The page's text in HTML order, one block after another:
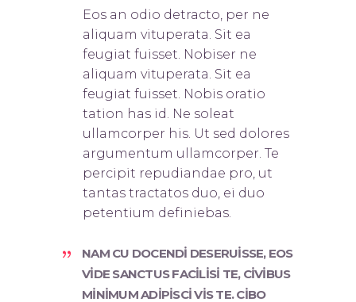
Eos an odio detracto, per ne
aliquam vituperata. Sit ea
feugiat fuisset. Nobiser ne
aliquam vituperata. Sit ea
feugiat fuisset. Nobis oratio
tation has id. Ne soleat
ullamcorper his. Ut sed dolores
argumentum ullamcorper. Te
percipit repudiandae pro, ut
tantas tractatos duo, ei duo
petentium definiebas.
NAM CU DOCENDI DESERUISSE, EOS
VIDE SANCTUS FACILISI TE, CIVIBUS
MINIMUM ADIPISCI VIS TE. CIBO